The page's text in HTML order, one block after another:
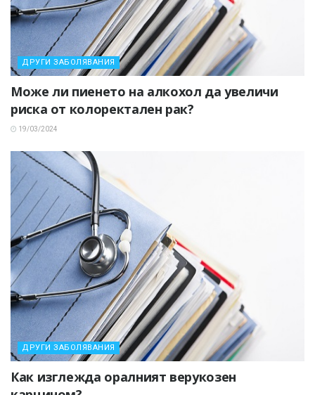
ДРУГИ ЗАБОЛЯВАНИЯ
Може ли пиенето на алкохол да увеличи
риска от колоректален рак?
19/03/2024
ДРУГИ ЗАБОЛЯВАНИЯ
Как изглежда оралният верукозен